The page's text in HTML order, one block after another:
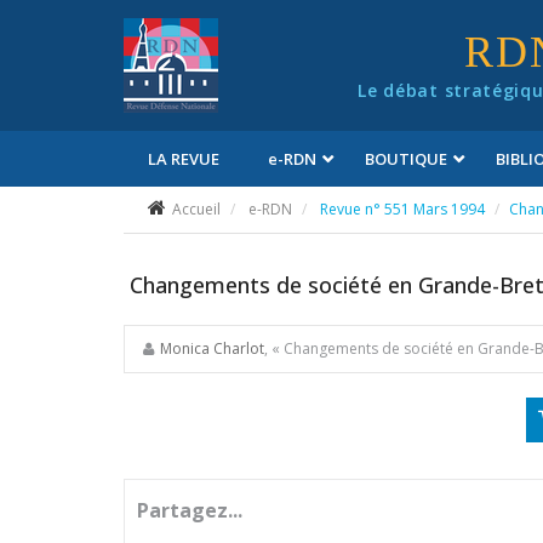
Le débat
LA REVUE e-RDN BOUTIQUE
Accueil e-RDN Revue n° 551 Mars 1994
Changements de société en Grande-
Monica Charlot, « Changements de société en Grande-
Partagez...